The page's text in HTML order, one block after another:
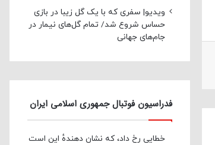
ویدیو| سفری که با یک گل زیبا در بازی
حساس شروع شد/ تمام گل‌های نیمار در
جام‌های جهانی
فدراسیون فوتبال جمهوری اسلامی ایران
خطایی رخ داد، که نشان دهندهٔ این است